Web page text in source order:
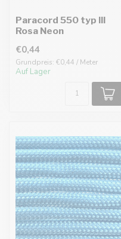
Paracord 550 typ III
Rosa Neon
€0,44
Grundpreis: €0,44 / Meter
Auf Lager